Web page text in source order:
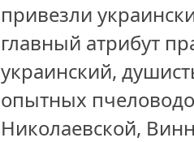
привезли
главный атрибут
украинский,
опытных
Николаевской,